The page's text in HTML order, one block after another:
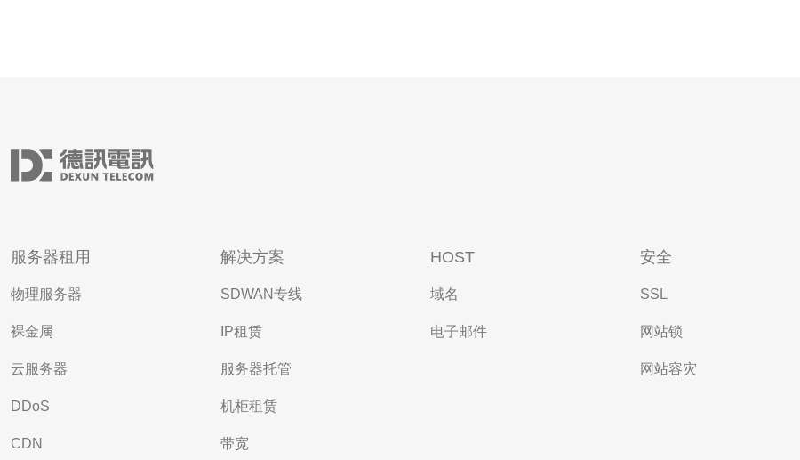
服务器租用
物理服务器
裸金属
云服务器
DDoS
CDN
解决方案
SDWAN专线
IP租赁
服务器托管
机柜租赁
带宽
HOST
域名
电子邮件
安全
SSL
网站锁
网站容灾